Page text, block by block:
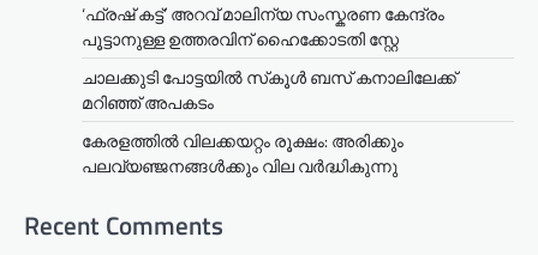
‘ഫ്രഷ് കട്ട്’ അറവ് മാലിന്യ സംസ്കരണ കേന്ദ്രം
പൂട്ടാനുള്ള ഉത്തരവിന് ഹൈക്കോടതി സ്റ്റേ
ചാലക്കുടി പോട്ടയിൽ സ്‌കൂൾ ബസ് കനാലിലേക്ക്
മറിഞ്ഞ് അപകടം
കേരളത്തില്‍ വിലക്കയറ്റം രൂക്ഷം: അരിക്കും
പലവ്യഞ്ജനങ്ങള്‍ക്കും വില വർദ്ധികുന്നു
Recent Comments